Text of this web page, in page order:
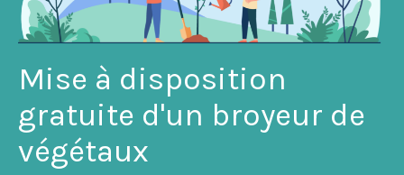
Mise à disposition
gratuite d'un broyeur de
végétaux
Nécessaires
Ces cookies ne
sont pas
facultatifs. Ils